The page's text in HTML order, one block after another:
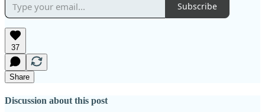
Subscribe
37
Share
Discussion about this post